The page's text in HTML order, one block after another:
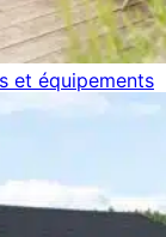
et équipements